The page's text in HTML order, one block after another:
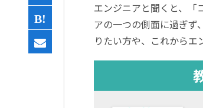
エンジニアと聞くと、「
アの一つの側面に過ぎず
りたい方や、これからエ